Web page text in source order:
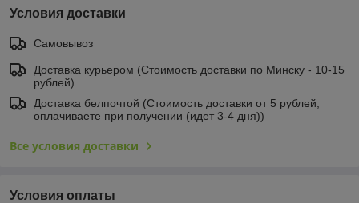
Условия доставки
Самовывоз
Доставка курьером (Стоимость доставки по Минску - 10-15
рублей)
Доставка белпочтой (Стоимость доставки от 5 рублей,
оплачиваете при получении (идет 3-4 дня))
Все условия доставки
Условия оплаты